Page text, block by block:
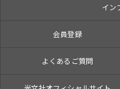
イン
会員登録
よくあるご質問